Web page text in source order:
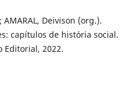
AMARAL, Deivison (org.).
capítulos de história social.
Editorial, 2022.